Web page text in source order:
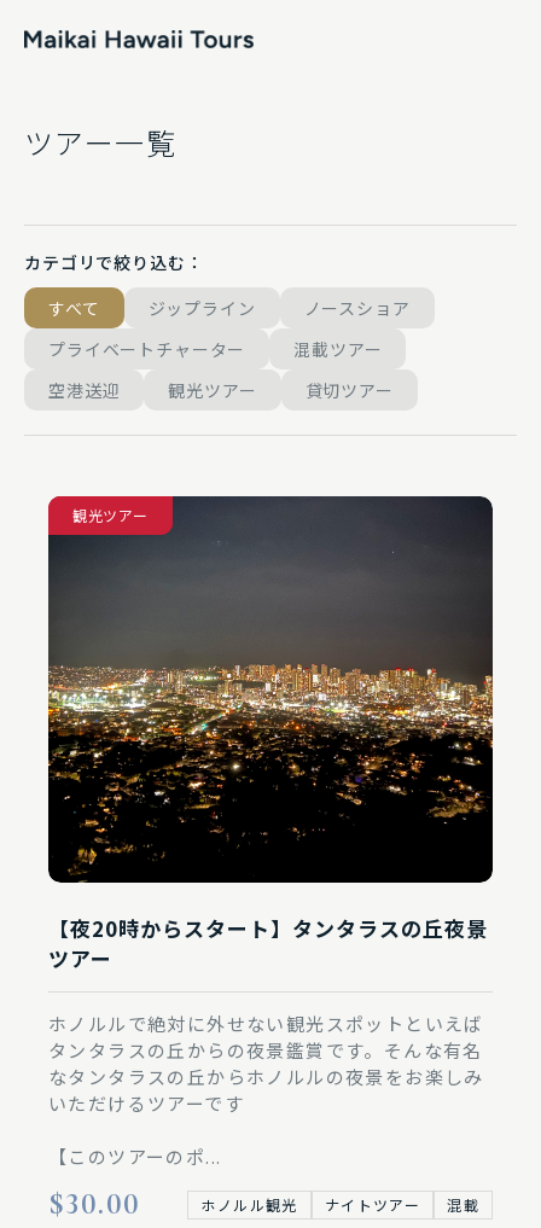
運営会社
プライベートチャーターお見積もり
プライバシーポリシー及び利用規約
予約する
予約確認
ツアー一覧
カテゴリで絞り込む：
すべて
ジップライン
ノースショア
プライベートチャーター
混載ツアー
空港送迎
観光ツアー 貸切ツアー
混載ツアー
観光ツアー
【夜20時からスタート】タンタラスの丘夜景
ツアー
ホノルルで絶対に外せない観光スポットといえば
タンタラスの丘からの夜景鑑賞です。そんな有名
なタンタラスの丘からホノルルの夜景をお楽しみ
いただけるツアーです
【このツアーのポ...
$30.00 ホノルル観光 ナイトツアー 混載